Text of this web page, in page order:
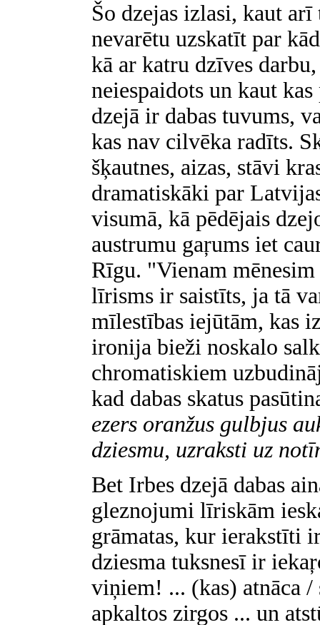
Šo dzejas izlasi, kaut
nevarētu uzskatīt par
kā ar katru dzīves
neiespaidots un kaut
dzejā ir dabas tuvums,
kas nav cilvēka radīts.
šķautnes, aizas, stāvi
dramatiskāki par
visumā, kā pēdējais
austrumu gaŗums iet
Rīgu. "Vienam
līrisms ir saistīts, ja tā
mīlestības iejūtām, kas
ironija bieži noskalo
chromatiskiem
kad dabas skatus
ezers oranžus gulbjus
dziesmu, uzraksti uz
Bet Irbes dzejā dabas
gleznojumi līriskām
grāmatas, kur ierakstīti
dziesma tuksnesī ir
viņiem! ... (kas) atnāca /
apkaltos zirgos ... un